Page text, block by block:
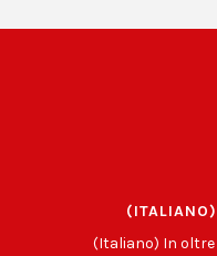
(Italiano) In